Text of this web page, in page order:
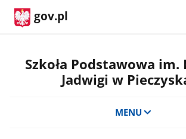
gov.pl
Szkoła Podstawowa
Jadwigi w
MENU